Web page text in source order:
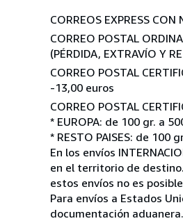
CORREOS EXPRESS
CORREO POSTAL
(PÉRDIDA, EXTRAVÍO Y
CORREO POSTAL
-13,00 euros
CORREO POSTAL
* EUROPA: de 100 gr. a
* RESTO PAISES: de 100
En los envíos
en el territorio de
estos envíos no es
Para envíos a Estados
documentación aduanera.